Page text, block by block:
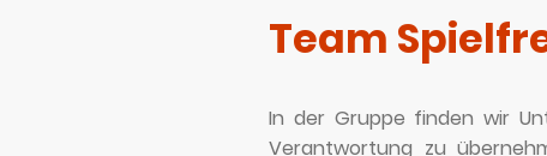
Team
In der Gruppe finden wir
Verantwortung zu